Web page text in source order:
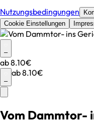
Nutzungsbedingungen
Cookie Einstellungen
–
ab8.10€
–
ab8.10€
Vom Dammtor-